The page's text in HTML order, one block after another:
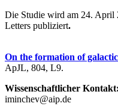
Die Studie wird am 24. April
Letters publiziert.
On the formation of
ApJL, 804, L9.
Wissenschaftlicher Kontakt:
iminchev@aip.de